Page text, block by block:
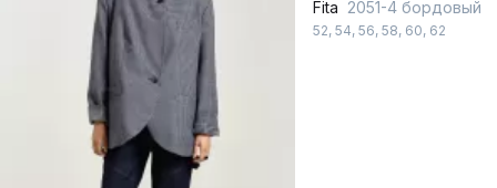
Fita 2051-4 бордовый
52, 54, 56, 58, 60, 62